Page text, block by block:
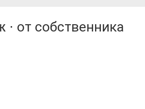
⋅ от собственника